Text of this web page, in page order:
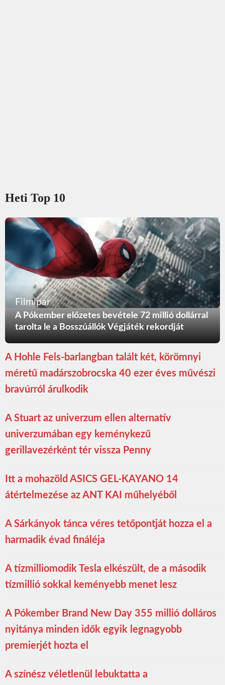
Heti Top 10
Filmipar
A Pókember előzetes bevétele 72 millió dollárral
tarolta le a Bosszúállók Végjáték rekordját
A Hohle Fels-barlangban talált két, körömnyi
méretű madárszobrocska 40 ezer éves művészi
bravúrról árulkodik
A Stuart az univerzum ellen alternatív
univerzumában egy keménykezű
gerillavezérként tér vissza Penny
Itt a mohazöld ASICS GEL-KAYANO 14
átértelmezése az ANT KAI műhelyéből
A Sárkányok tánca véres tetőpontját hozza el a
harmadik évad fináléja
A tízmilliomodik Tesla elkészült, de a második
tízmillió sokkal keményebb menet lesz
A Pókember Brand New Day 355 millió dolláros
nyitánya minden idők egyik legnagyobb
premierjét hozta el
A színész véletlenül lebuktatta a